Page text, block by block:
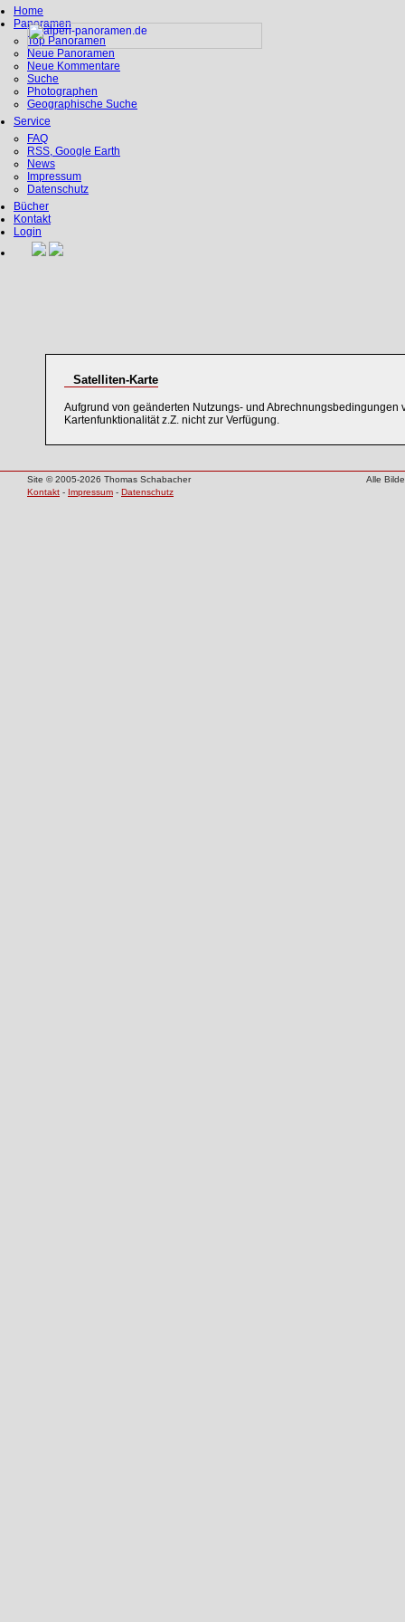
Home
Panoramen
Top Panoramen
Neue Panoramen
Neue Kommentare
Suche
Photographen
Geographische Suche
Service
FAQ
RSS, Google Earth
News
Impressum
Datenschutz
Bücher
Kontakt
Login
Satelliten-Karte
Aufgrund von geänderten Nutzungs- und Abrechnungsbedingungen
Kartenfunktionalität z.Z. nicht zur Verfügung.
Site © 2005-2026 Thomas Schabacher
Alle
Kontakt - Impressum - Datenschutz